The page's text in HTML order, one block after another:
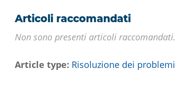
Articoli raccomandati
Non sono presenti articoli raccomandati.
Article type Risoluzione dei problemi